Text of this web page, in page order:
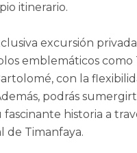
itinerario.
excursión
emblemáticos como
con la
podrás
fascinante historia a
de Timanfaya.